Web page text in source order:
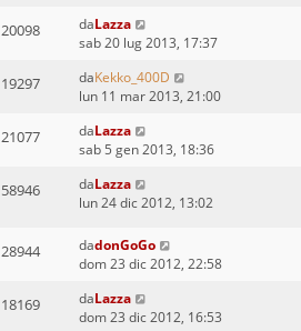
20098 daLazza
sab 20 lug 2013, 17:37
19297 daKekko_400D
lun 11 mar 2013, 21:00
21077 daLazza
sab 5 gen 2013, 18:36
58946 daLazza
lun 24 dic 2012, 13:02
28944 dadonGoGo
dom 23 dic 2012, 22:58
18169 daLazza
dom 23 dic 2012, 16:53